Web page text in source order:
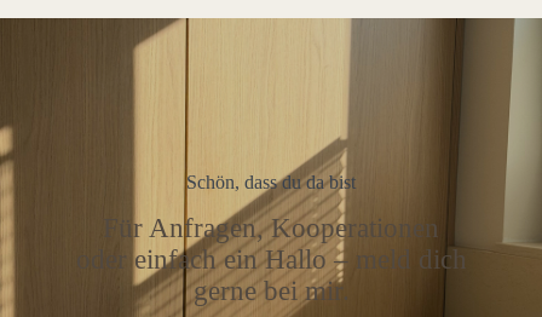
Schön, dass du da bist
Für Anfragen, Kooperationen
oder einfach ein Hallo – meld dich
gerne bei mir.